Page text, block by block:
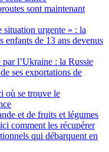
sont maintenant
situation urgente » : la
enfants de 13 ans devenus
l’Ukraine : la Russie
ses exportations de
où se trouve le
et de fruits et légumes
comment les récupérer
qui débarquent en